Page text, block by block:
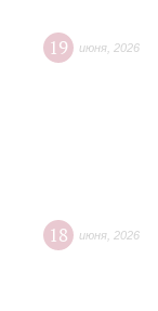
19 июня 2026
18 июня 2026